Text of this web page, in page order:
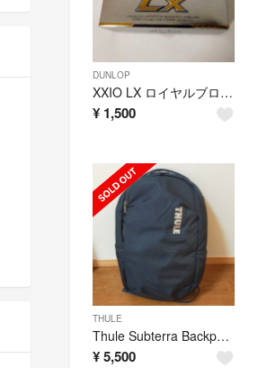
DUNLOP
XXIO LX ロイヤルブロンズ ゴルフボール
¥ 1,500
THULE
Thule Subterra Backpack 30L
¥5,500